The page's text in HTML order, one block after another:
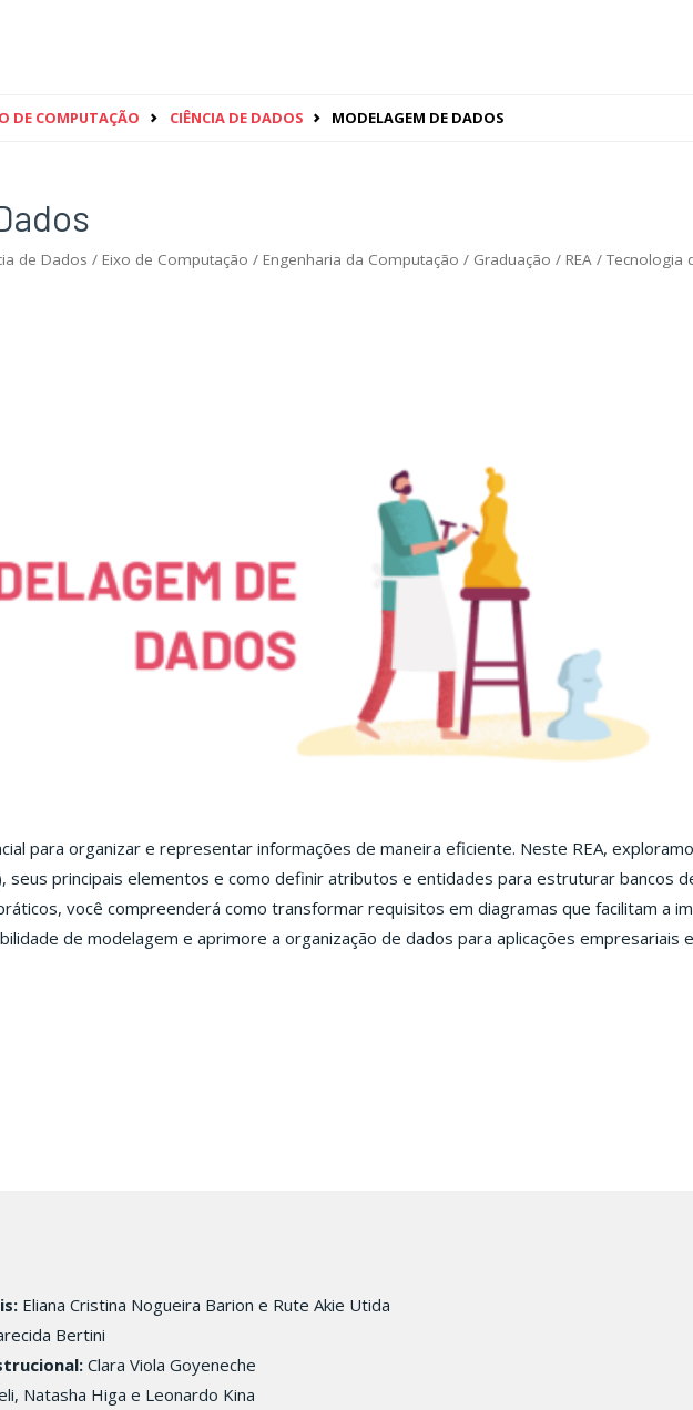
DE COMPUTAÇÃO CIÊNCIA DE DADOS MODELAGEM DE DADOS
de Dados / Eixo de Computação / Engenharia da Computação / Graduação / REA /Tecnologia
para organizar e representar informações de maneira eficiente. Neste REA,
seus principais elementos e como definir atributos e entidades para estruturar bancos
você compreenderá como transformar requisitos em diagramas que facilitam a
de modelagem e aprimore a organização de dados para aplicações empresariais
Eliana Cristina Nogueira Barion e Rute Akie Utida
Bertini
Clara Viola Goyeneche
Natasha Higa e Leonardo Kina